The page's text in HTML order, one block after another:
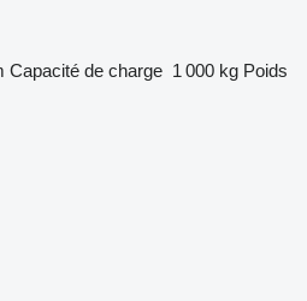
Capacité de charge 1 000 kg Poids